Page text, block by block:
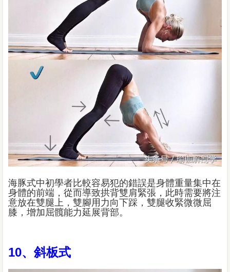
海豚式中初學者比較容易犯的錯誤是身體重量集中在
身體的前端，從而導致拱背雙肩緊張，此時需要將注
意放在雙腿上，雙腳用力向下踩，雙腿收緊微微屈
膝，增加屈髖能力延展背部。
10、斜板式